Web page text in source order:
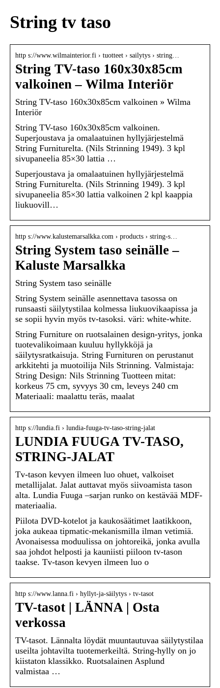
String tv taso
http s://www.wilmainterior.fi › tuotteet › sailytys › string…
String TV-taso 160x30x85cm
valkoinen – Wilma Interiör
String TV-taso 160x30x85cm valkoinen » Wilma
Interiör
String TV-taso 160x30x85cm valkoinen.
Superjoustava ja omalaatuinen hyllyjärjestelmä
String Furniturelta. (Nils Strinning 1949). 3 kpl
sivupaneelia 85×30 lattia …
Superjoustava ja omalaatuinen hyllyjärjestelmä
String Furniturelta. (Nils Strinning 1949). 3 kpl
sivupaneelia 85×30 lattia valkoinen 2 kpl kaappia
liukuovill…
http s://www.kalustemarsalkka.com › products › string-s…
String System taso seinälle –
Kaluste Marsalkka
String System taso seinälle
String System seinälle asennettava tasossa on
runsaasti säilytystilaa kolmessa liukuovikaapissa ja
se sopii hyvin myös tv-tasoksi. väri: white-white.
String Furniture on ruotsalainen design-yritys, jonka
tuotevalikoimaan kuuluu hyllykköjä ja
säilytysratkaisuja. String Furnituren on perustanut
arkkitehti ja muotoilija Nils Strinning. Valmistaja:
String Design: Nils Strinning Tuotteen mitat:
korkeus 75 cm, syvyys 30 cm, leveys 240 cm
Materiaali: maalattu teräs, maalat
http s://lundia.fi › lundia-fuuga-tv-taso-string-jalat
LUNDIA FUUGA TV-TASO,
STRING-JALAT
Tv-tason kevyen ilmeen luo ohuet, valkoiset
metallijalat. Jalat auttavat myös siivoamista tason
alta. Lundia Fuuga –sarjan runko on kestävää MDF-
materiaalia.
Piilota DVD-kotelot ja kaukosäätimet laatikkoon,
joka aukeaa tipmatic-mekanismilla ilman vetimiä.
Avonaisessa moduulissa on johtoreikä, jonka avulla
saa johdot helposti ja kauniisti piiloon tv-tason
taakse. Tv-tason kevyen ilmeen luo o
http s://www.lanna.fi › hyllyt-ja-säilytys › tv-tasot
TV-tasot | LÄNNA | Osta
verkossa
TV-tasot. Lännalta löydät muuntautuvaa säilytystilaa
useilta johtavilta tuotemerkeiltä. String-hylly on jo
kiistaton klassikko. Ruotsalainen Asplund
valmistaa …